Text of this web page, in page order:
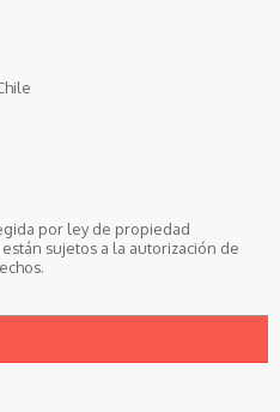
por ley de propiedad
sujetos a la autorización de